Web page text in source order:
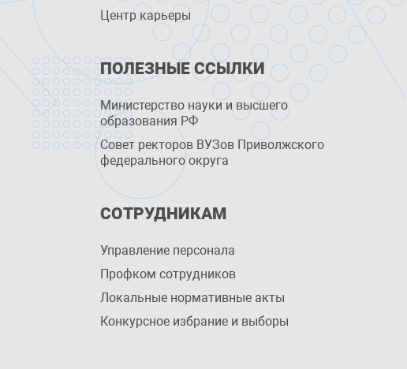
Центр карьеры
ПОЛЕЗНЫЕ ССЫЛКИ
Министерство науки и высшего
образования РФ
Совет ректоров ВУЗов Приволжского
федерального округа
СОТРУДНИКАМ
Управление персоналa
Профком сотрудников
Локальные нормативные акты
Конкурсное избрание и выборы